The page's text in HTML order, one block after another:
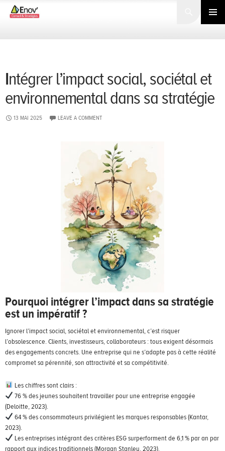
Search
SKIP
Intégrer l’impact social, sociétal et
environnemental dans sa stratégie
13 MAI 2025 LEAVE A COMMENT
Pourquoi intégrer l’impact dans sa stratégie
est un impératif ?
Ignorer l’impact social, sociétal et environnemental, c’est risquer
l’obsolescence. Clients, investisseurs, collaborateurs : tous exigent désormais
des engagements concrets. Une entreprise qui ne s’adapte pas à cette réalité
compromet sa pérennité, son attractivité et sa compétitivité.
Les chiffres sont clairs :
76 % des jeunes souhaitent travailler pour une entreprise engagée
(Deloitte, 2023).
64 % des consommateurs privilégient les marques responsables (Kantar,
2023).
Les entreprises intégrant des critères ESG surperforment de 6,1 % par an par
rapport aux indices traditionnels (Morgan Stanley, 2023).